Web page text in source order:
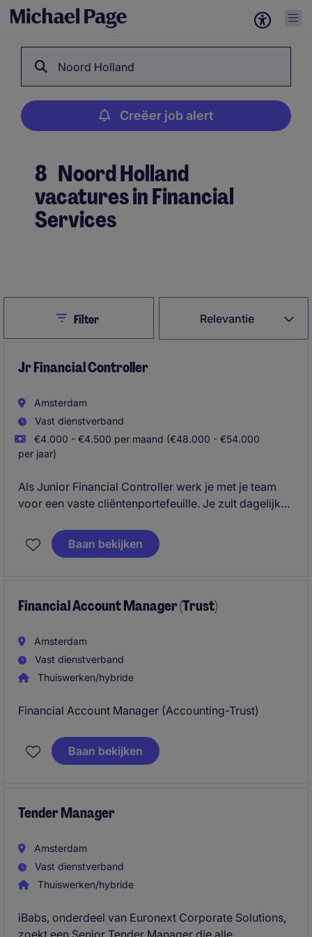
Noord Holland
Creëer job alert
8 Noord Holland
vacatures in Financial
Services
Relevantie
CloseFilter
Jr Financial Controller
Amsterdam
Vast dienstverband
€4.000 - €4.500 per maand (€48.000 - €54.000
per jaar)
Als Junior Financial Controller werk je met je team
voor een vaste cliëntenportefeuille. Je zult dagelijks
gerelateerde zaken voor deze portefeuille
afhandelen.
Baan bekijken
Financial Account Manager (Trust)
Amsterdam
Vast dienstverband
Thuiswerken/hybride
Financial Account Manager (Accounting-Trust)
Baan bekijken
Tender Manager
Amsterdam
Vast dienstverband
Thuiswerken/hybride
iBabs, onderdeel van Euronext Corporate Solutions,
zoekt een Senior Tender Manager die alle